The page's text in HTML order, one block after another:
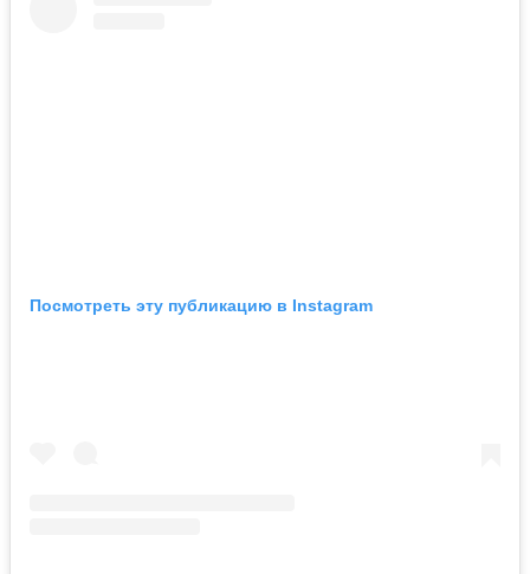
Посмотреть эту публикацию в Instagram